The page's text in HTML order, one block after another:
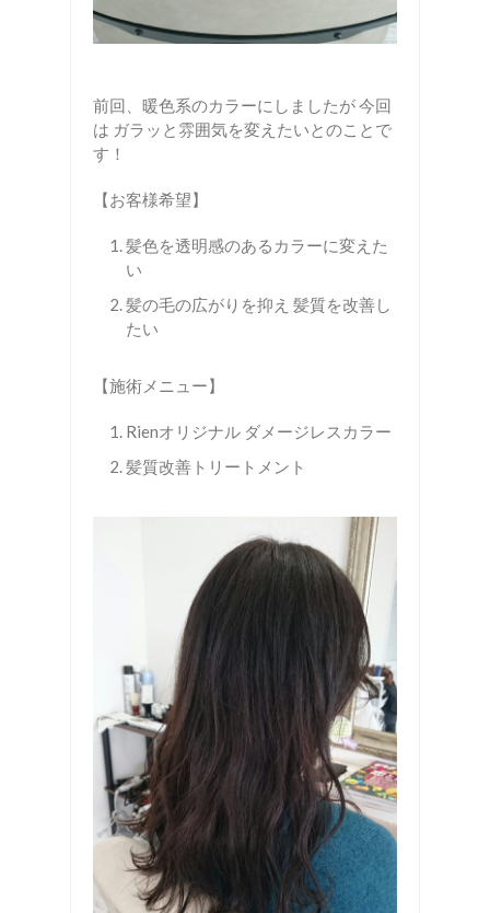
前回、暖色系のカラーにしましたが 今回
は ガラッと雰囲気を変えたいとのことで
す！
【お客様希望】
髪色を透明感のあるカラーに変えた
い
髪の毛の広がりを抑え 髪質を改善し
たい
【施術メニュー】
Rienオリジナル ダメージレスカラー
髪質改善トリートメント